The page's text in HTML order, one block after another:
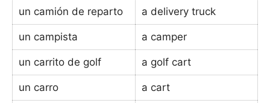
un camión de reparto a delivery truck
un campista a camper
un carrito de golf a golf cart
un carro a cart